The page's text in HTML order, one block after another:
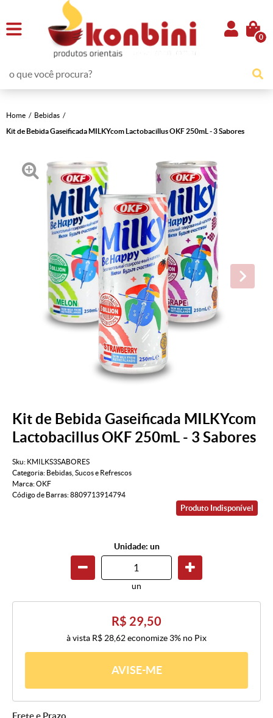
0
Home
Bebidas
Kit de Bebida Gaseificada MILKYcom Lactobacillus OKF 250mL - 3 Sabores
Kit de Bebida Gaseificada MILKYcom
Lactobacillus OKF 250mL - 3 Sabores
Sku: KMILKS3SABORES
Categoria: Bebidas Sucos e Refrescos
Marca:OKF
Código de Barras:8809713914794
Produto Indisponível
Unidade: un
un
R$ 29,50
à vista R$ 28,62economize 3% no Pix
AVISE-ME